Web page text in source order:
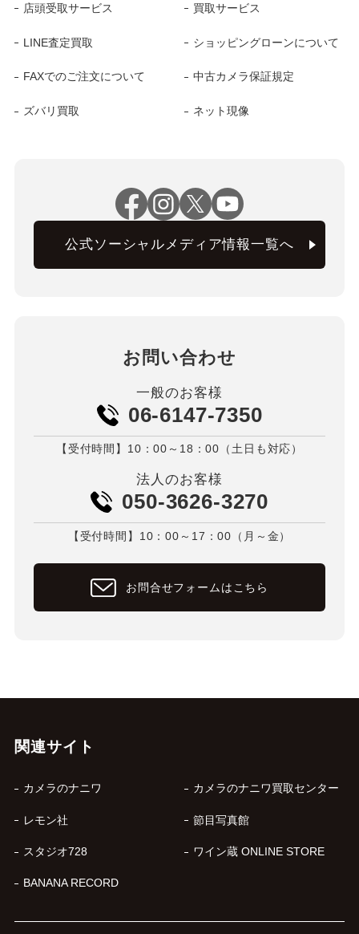
店頭受取サービス 買取サービス
LINE査定買取 ショッピングローンについて
FAXでのご注文について 中古カメラ保証規定
ズバリ買取 ネット現像
公式ソーシャルメディア情報一覧へ
お問い合わせ
一般のお客様
06-6147-7350
【受付時間】10：00～18：00（土日も対応）
法人のお客様
050-3626-3270
【受付時間】10：00～17：00（月～金）
お問合せフォームはこちら
関連サイト
カメラのナニワ カメラのナニワ買取センター
レモン社 節目写真館
スタジオ728 ワイン蔵 ONLINE STORE
BANANA RECORD